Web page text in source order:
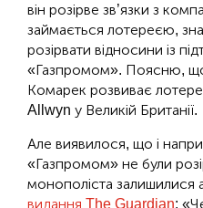
він розірве зв’язки з
займається лотереєю,
розірвати відносини із
«Газпромом». Поясню,
Комарек розвиває
Allwyn у Великій Британії.
Але виявилося, що і
«Газпромом» не були
монополіста залишилися
видання The Guardian: